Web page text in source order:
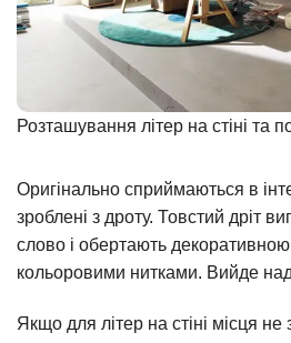
Розташування літер на стіні та
Оригінально сприймаються в
зроблені з дроту. Товстий дріт
слово і обертають
кольоровими нитками. Вийде
Якщо для літер на стіні місця